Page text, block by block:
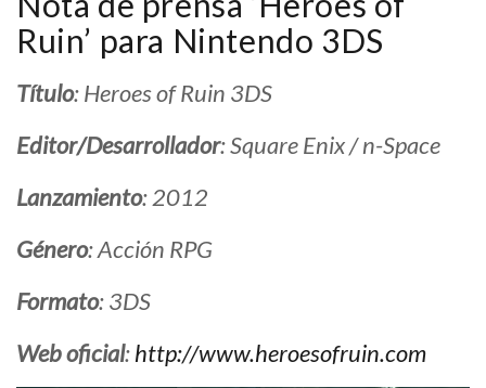
Ruin’ para Nintendo 3DS
Título: Heroes of Ruin 3DS
Editor/Desarrollador: Square Enix / n-Space
Lanzamiento: 2012
Género: Acción RPG
Formato: 3DS
Web oficial:http://www.heroesofruin.com